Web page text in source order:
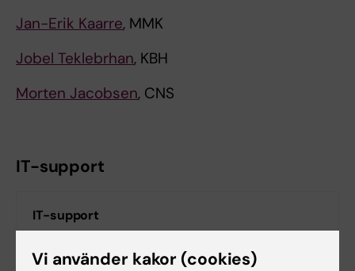
Jan-Erik Kaarre, MMK
Jobel Teklebrhan, KBH
Morten Jacobsen, CNS
IT-support
IT-support
Vi använder kakor (cookies)